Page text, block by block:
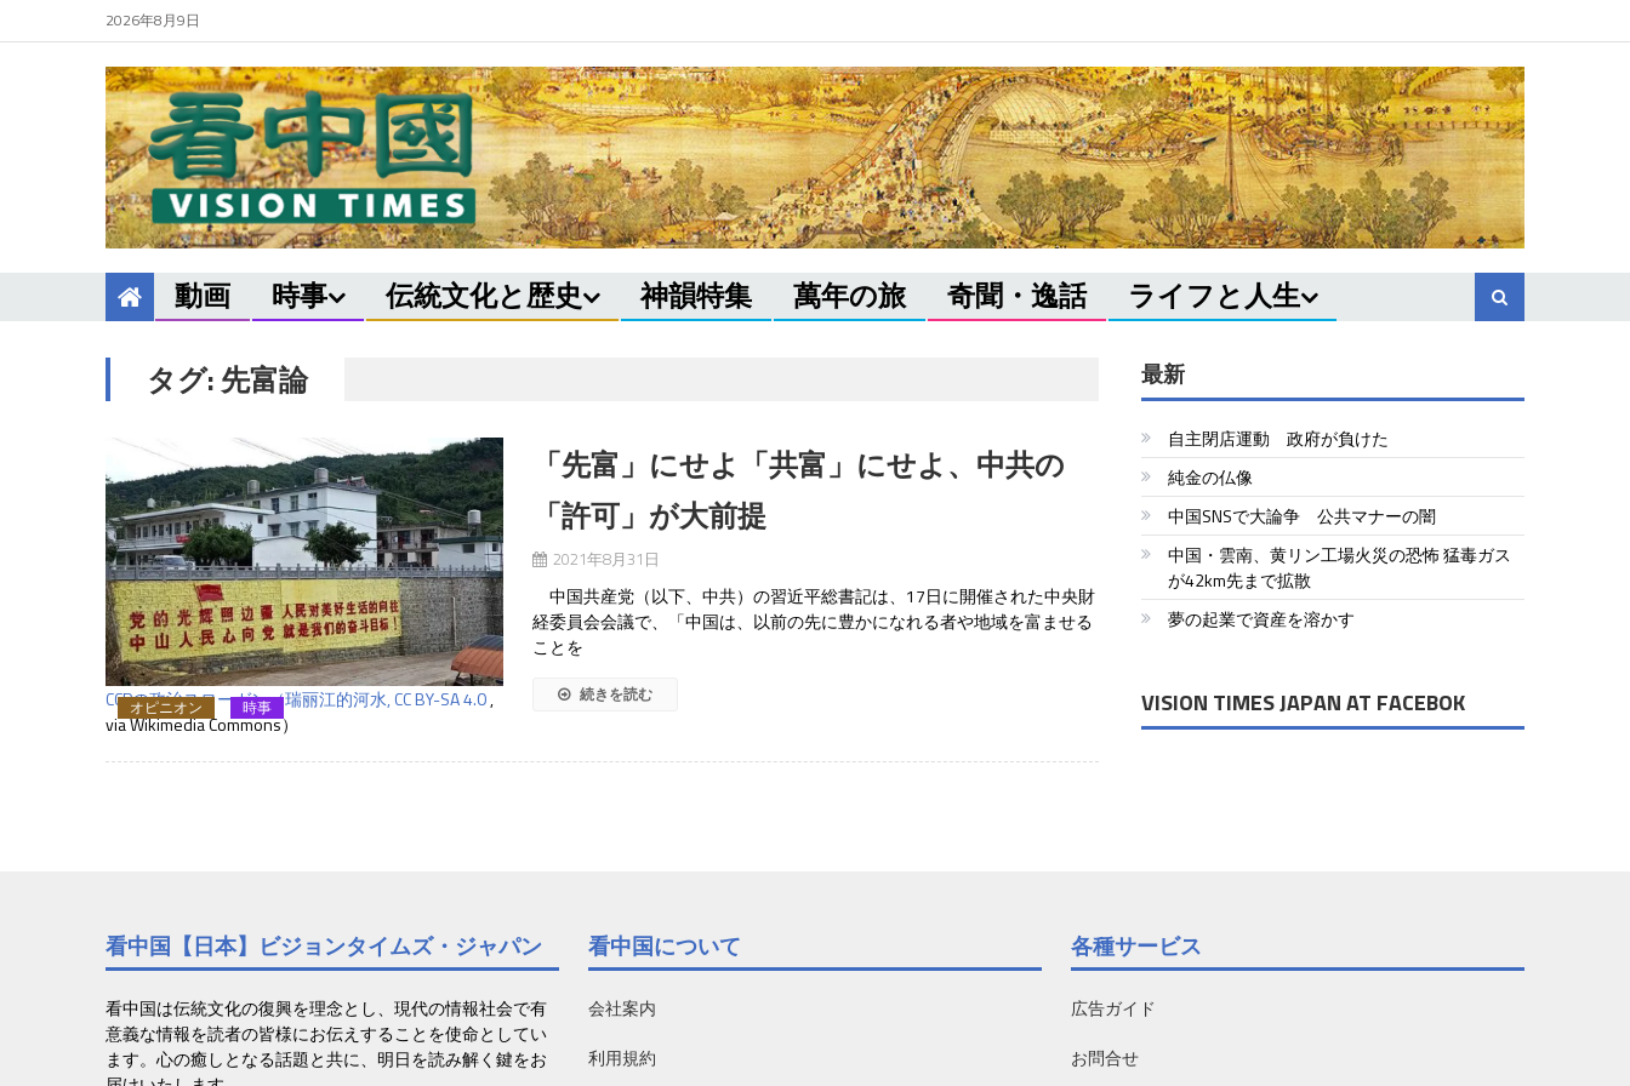
2026年8月9日
動画 時事 伝統文化と歴史 神韻特集 萬年の旅 奇聞・逸話 ライフと人生
タグ:先富論
CCPの政治スローガン（瑞丽江的河水,CC BY-SA 4.0,
via Wikimedia Commons）
オピニオン 時事
「先富」にせよ「共富」にせよ、中共の
「許可」が大前提
2021年8月31日
中国共産党（以下、中共）の習近平総書記は、17日に開催された中央財
経委員会会議で、「中国は、以前の先に豊かになれる者や地域を富ませる
ことを
続きを読む
最新
自主閉店運動 政府が負けた
純金の仏像
中国SNSで大論争 公共マナーの闇
中国・雲南、黄リン工場火災の恐怖 猛毒ガス
が42km先まで拡散
夢の起業で資産を溶かす
VISION TIMES JAPAN AT FACEBOK
看中国【日本】ビジョンタイムズ・ジャパン
看中国は伝統文化の復興を理念とし、現代の情報社会で有
意義な情報を読者の皆様にお伝えすることを使命としてい
ます。心の癒しとなる話題と共に、明日を読み解く鍵をお
看中国について
会社案内
利用規約
各種サービス
広告ガイド
お問合せ